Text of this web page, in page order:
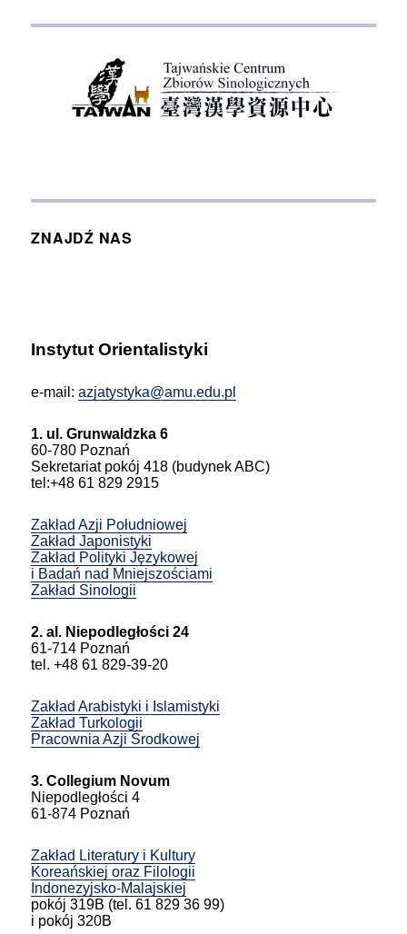
ZNAJDŹ NAS
Instytut Orientalistyki
e-mail:azjatystyka@amu.edu.pl
1. ul. Grunwaldzka 6
60-780 Poznań
Sekretariat pokój 418 (budynek ABC)
tel:+48 61 829 2915
Zakład Azji Południowej
Zakład Japonistyki
Zakład Polityki Językowej
i Badań nad Mniejszościami
Zakład Sinologii
2. al. Niepodległości 24
61-714 Poznań
tel. +48 61 829-39-20
Zakład Arabistyki i Islamistyki
Zakład Turkologii
Pracownia Azji Środkowej
3. Collegium Novum
Niepodległości 4
61-874 Poznań
Zakład Literatury i Kultury
Koreańskiej oraz Filologii
Indonezyjsko-Malajskiej
pokój 319B (tel. 61 829 36 99)
i pokój 320B